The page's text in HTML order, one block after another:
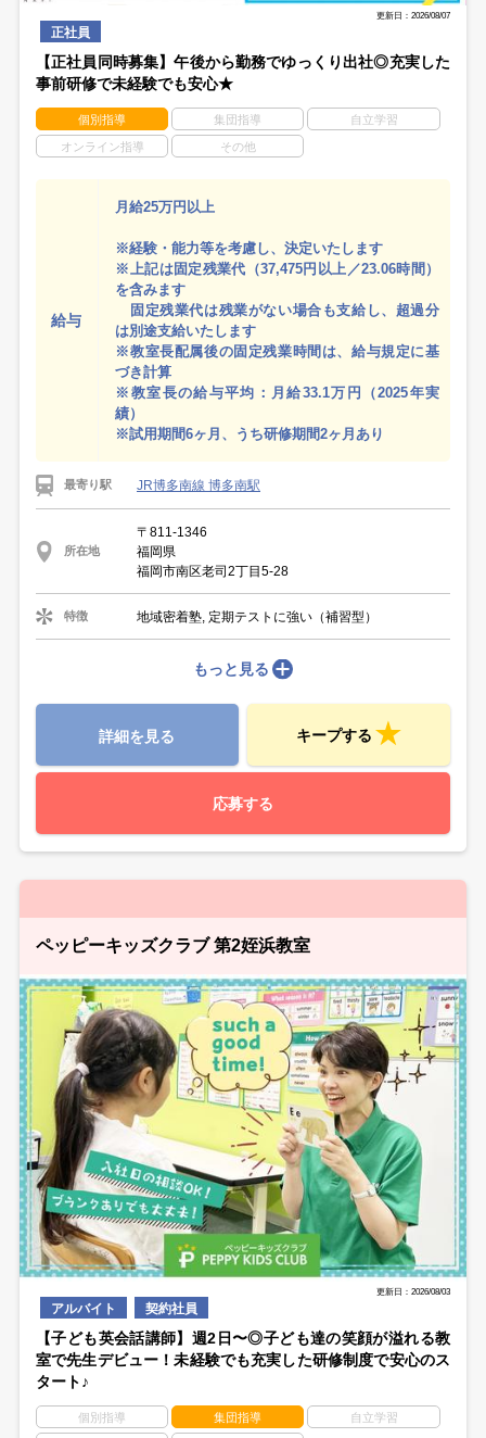
更新日：2026/08/07
正社員
【正社員同時募集】午後から勤務でゆっくり出社◎充実した
事前研修で未経験でも安心★
個別指導 集団指導 自立学習
オンライン指導 その他
給与
月給25万円以上
※経験・能力等を考慮し、決定いたします
※上記は固定残業代（37,475円以上／23.06時間）
を含みます
固定残業代は残業がない場合も支給し、超過分
は別途支給いたします
※教室長配属後の固定残業時間は、給与規定に基
づき計算
※教室長の給与平均：月給33.1万円（2025年実
績）
※試用期間6ヶ月、うち研修期間2ヶ月あり
最寄り駅 JR博多南線 博多南駅
所在地
〒811-1346
福岡県
福岡市南区老司2丁目5-28
特徴 地域密着塾, 定期テストに強い（補習型）
もっと見る
詳細を見る キープする
応募する
ペッピーキッズクラブ 第2姪浜教室
更新日：2026/08/03
アルバイト 契約社員
【子ども英会話講師】週2日〜◎子ども達の笑顔が溢れる教
室で先生デビュー！未経験でも充実した研修制度で安心のス
タート♪
個別指導 集団指導 自立学習